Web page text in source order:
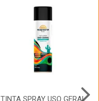
TINTA SPRAY USO GERAL